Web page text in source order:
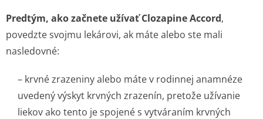
Predtým, ako začnete užívať Clozapine Accord,
povedzte svojmu lekárovi, ak máte alebo ste mali
nasledovné:
– krvné zrazeniny alebo máte v rodinnej anamnéze
uvedený výskyt krvných zrazenín, pretože užívanie
liekov ako tento je spojené s vytváraním krvných